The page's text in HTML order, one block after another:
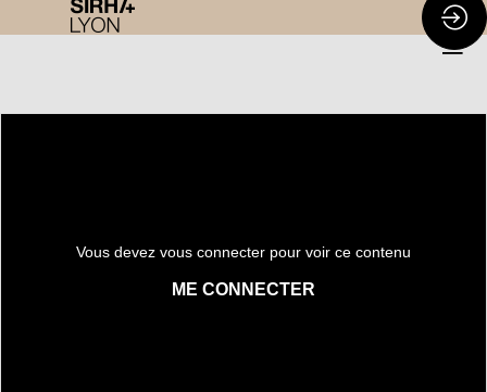
Vous devez vous connecter pour voir ce contenu
ME CONNECTER